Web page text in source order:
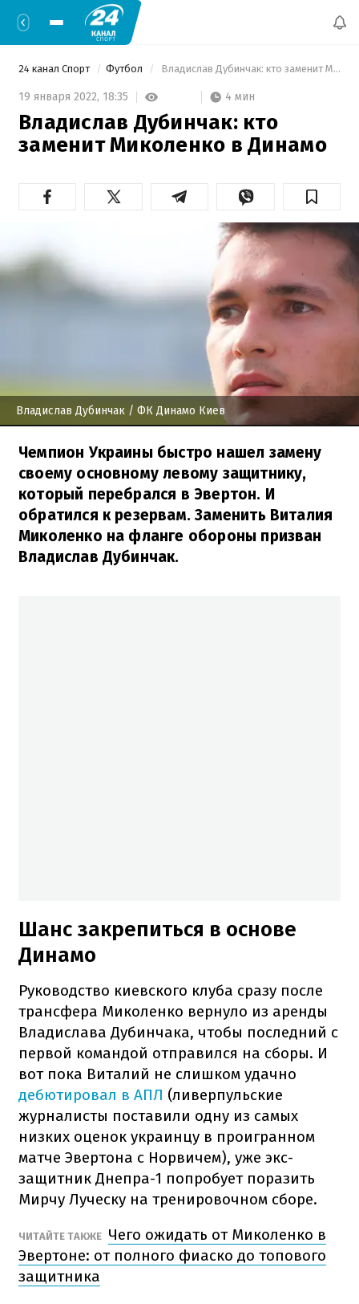
24 канал Спорт Футбол Владислав Дубинчак: кто заменит Миколенко в Динамо
19 января 2022, 18:35 4 мин
Владислав Дубинчак: кто
заменит Миколенко в Динамо
Владислав Дубинчак / ФК Динамо Киев
Чемпион Украины быстро нашел замену
своему основному левому защитнику,
который перебрался в Эвертон. И
обратился к резервам. Заменить Виталия
Миколенко на фланге обороны призван
Владислав Дубинчак.
Шанс закрепиться в основе
Динамо
Руководство киевского клуба сразу после
трансфера Миколенко вернуло из аренды
Владислава Дубинчака, чтобы последний с
первой командой отправился на сборы. И
вот пока Виталий не слишком удачно
дебютировал в АПЛ (ливерпульские
журналисты поставили одну из самых
низких оценок украинцу в проигранном
матче Эвертона с Норвичем), уже экс-
защитник Днепра-1 попробует поразить
Мирчу Луческу на тренировочном сборе.
ЧИТАЙТЕ ТАКЖЕ Чего ожидать от Миколенко в
Эвертоне: от полного фиаско до топового
защитника